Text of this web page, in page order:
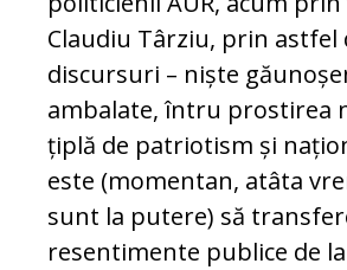
Claudiu Târziu, prin astfel
discursuri – niște
ambalate, întru prostirea
țiplă de patriotism și
este (momentan, atâta
sunt la putere) să
resentimente publice de